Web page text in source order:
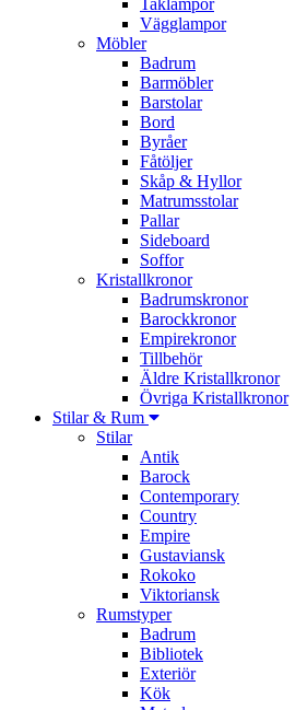
Taklampor
Vägglampor
Möbler
Badrum
Barmöbler
Barstolar
Bord
Byråer
Fåtöljer
Skåp & Hyllor
Matrumsstolar
Pallar
Sideboard
Soffor
Kristallkronor
Badrumskronor
Barockkronor
Empirekronor
Tillbehör
Äldre Kristallkronor
Övriga Kristallkronor
Stilar & Rum
Stilar
Antik
Barock
Contemporary
Country
Empire
Gustaviansk
Rokoko
Viktoriansk
Rumstyper
Badrum
Bibliotek
Exteriör
Kök